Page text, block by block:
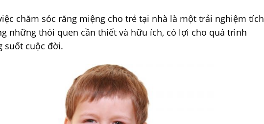
chăm sóc răng miệng cho trẻ tại nhà là một trải nghiệm tích
những thói quen cần thiết và hữu ích, có lợi cho quá trình
suốt cuộc đời.